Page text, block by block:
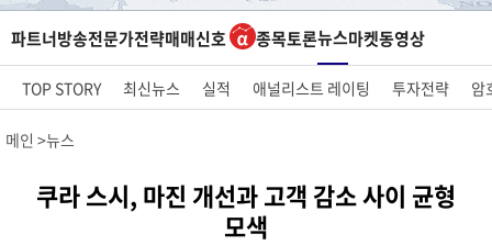
파트너방송전문가전략매매신호 종목토론뉴스마켓동영상
TOP STORY 최신뉴스 실적 애널리스트 레이팅 투자전략 암
메인 뉴스
쿠라 스시, 마진 개선과 고객 감소 사이 균형
모색